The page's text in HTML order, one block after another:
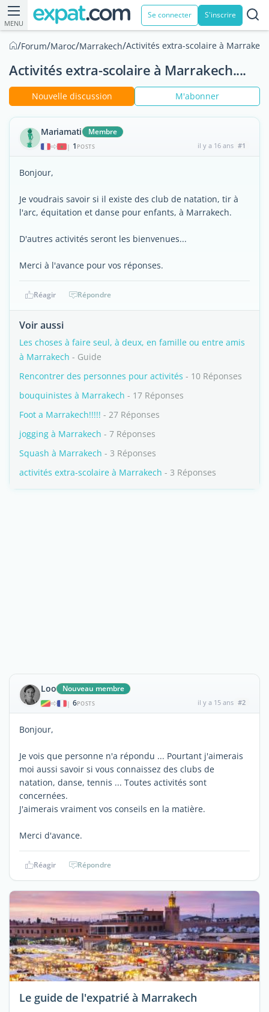
MENU
Se connecter S'inscrire
/Forum/Maroc/Marrakech/Activités extra-scolaire à
Activités extra-scolaire à Marrakech....
Nouvelle discussion M'abonner
Mariamati Membre
| 1 POSTS il y a 16 ans #1
Bonjour,
Je voudrais savoir si il existe des club de natation, tir à
l'arc, équitation et danse pour enfants, à Marrakech.
D'autres activités seront les bienvenues...
Merci à l'avance pour vos réponses.
Réagir Répondre
Voir aussi
Les choses à faire seul, à deux, en famille ou entre amis
à Marrakech - Guide
Rencontrer des personnes pour activités - 10 Réponses
bouquinistes à Marrakech - 17 Réponses
Foot a Marrakech!!!!! - 27 Réponses
jogging à Marrakech - 7 Réponses
Squash à Marrakech - 3 Réponses
activités extra-scolaire à Marrakech - 3 Réponses
Loo Nouveau membre
| 6POSTS il y a 15 ans #2
Bonjour,
Je vois que personne n'a répondu ... Pourtant j'aimerais
moi aussi savoir si vous connaissez des clubs de
natation, danse, tennis ... Toutes activités sont
concernées.
J'aimerais vraiment vos conseils en la matière.
Merci d'avance.
Réagir Répondre
Le guide de l'expatrié à Marrakech